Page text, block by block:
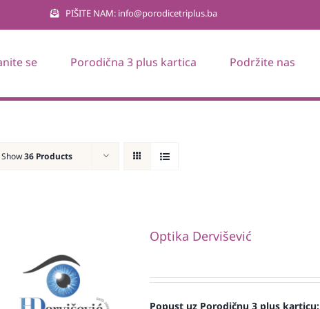
PIŠITE NAM: info@porodicetriplus.ba
se Porodična 3 plus kartica Podržite nas
Show36 Products
Optika Dervišević
Popust uz Porodičnu 3 plus karticu: